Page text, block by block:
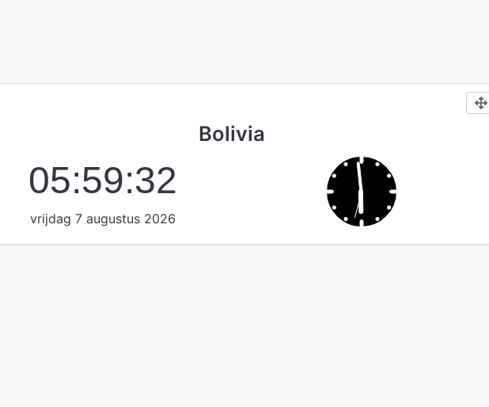
Bolivia
05:59:32
vrijdag 7 augustus 2026